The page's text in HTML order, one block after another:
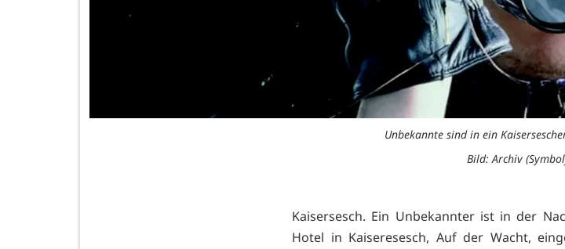
Unbekannte sind in ein
Bild: Archiv
Kaisersesch. Ein Unbekannter ist in der
Hotel in Kaiseresesch, Auf der Wacht,